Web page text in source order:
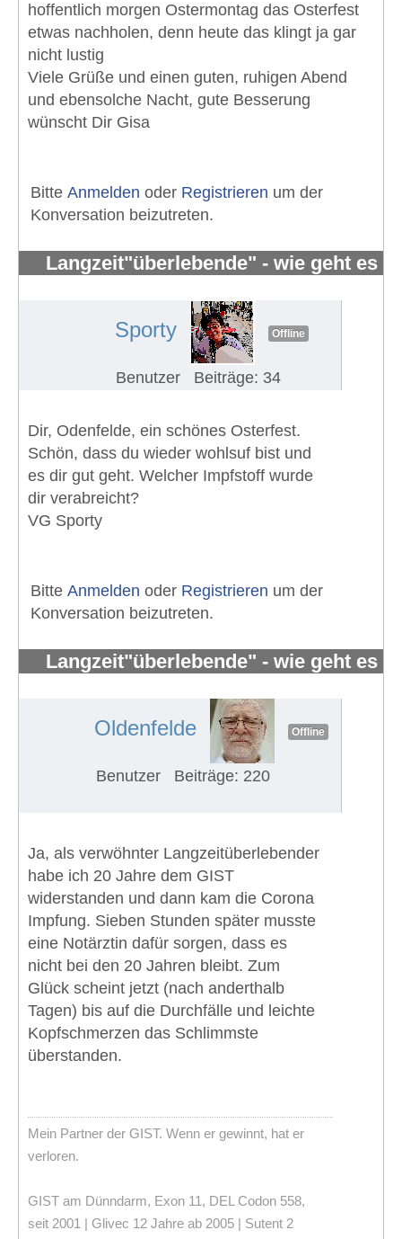
hoffentlich morgen Ostermontag das Osterfest
etwas nachholen, denn heute das klingt ja gar
nicht lustig
Viele Grüße und einen guten, ruhigen Abend
und ebensolche Nacht, gute Besserung
wünscht Dir Gisa
Bitte Anmelden oder Registrieren um der
Konversation beizutreten.
Langzeit"überlebende" - wie geht es
Sporty Offline
Benutzer Beiträge: 34
Dir, Odenfelde, ein schönes Osterfest.
Schön, dass du wieder wohlsuf bist und
es dir gut geht. Welcher Impfstoff wurde
dir verabreicht?
VG Sporty
Bitte Anmelden oder Registrieren um der
Konversation beizutreten.
Langzeit"überlebende" - wie geht es
Oldenfelde Offline
Benutzer Beiträge: 220
Ja, als verwöhnter Langzeitüberlebender
habe ich 20 Jahre dem GIST
widerstanden und dann kam die Corona
Impfung. Sieben Stunden später musste
eine Notärztin dafür sorgen, dass es
nicht bei den 20 Jahren bleibt. Zum
Glück scheint jetzt (nach anderthalb
Tagen) bis auf die Durchfälle und leichte
Kopfschmerzen das Schlimmste
überstanden.
Mein Partner der GIST. Wenn er gewinnt, hat er
verloren.
GIST am Dünndarm, Exon 11, DEL Codon 558,
seit 2001 | Glivec 12 Jahre ab 2005 | Sutent 2